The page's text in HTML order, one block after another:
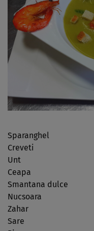
Sparanghel
Creveti
Unt
Ceapa
Smantana dulce
Nucsoara
Zahar
Sare